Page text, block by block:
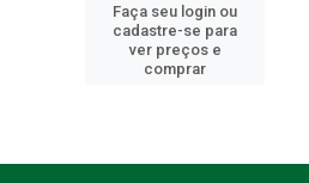
Faça seu login ou
cadastre-se para
ver preços e
comprar